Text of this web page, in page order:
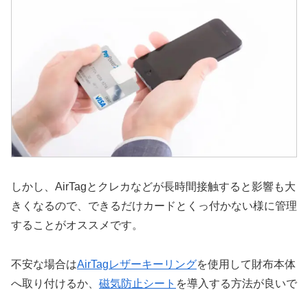
しかし、AirTagとクレカなどが長時間接触すると影響も大
きくなるので、できるだけカードとくっ付かない様に管理
することがオススメです。
不安な場合はAirTagレザーキーリングを使用して財布本体
へ取り付けるか、 磁気防止シート を導入する方法が良いで